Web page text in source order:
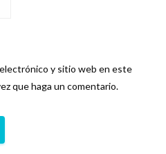
y sitio web en este
que haga un comentario.